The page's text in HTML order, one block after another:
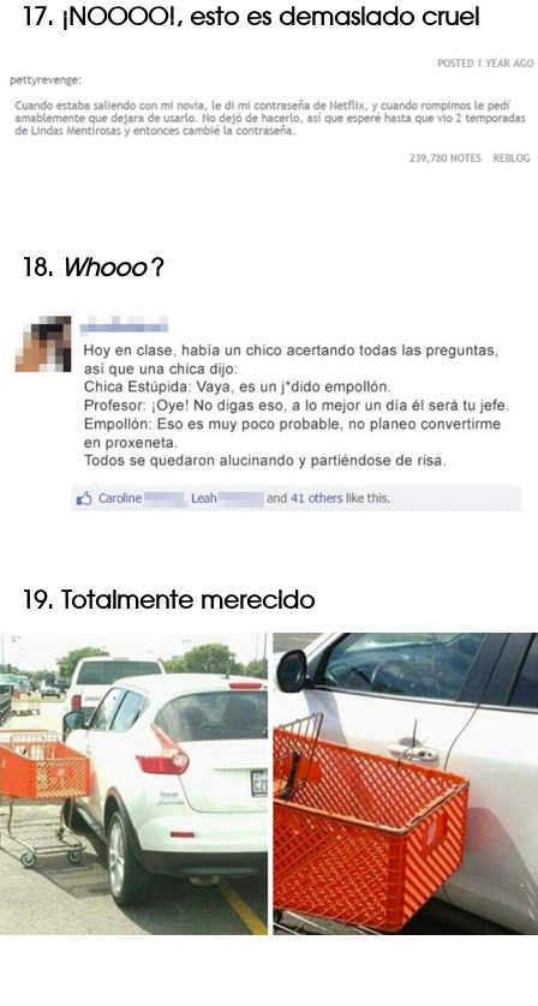
17. ¡NOOOO!, esto es demasiado cruel
18. Whooo ?
19. Totalmente merecido